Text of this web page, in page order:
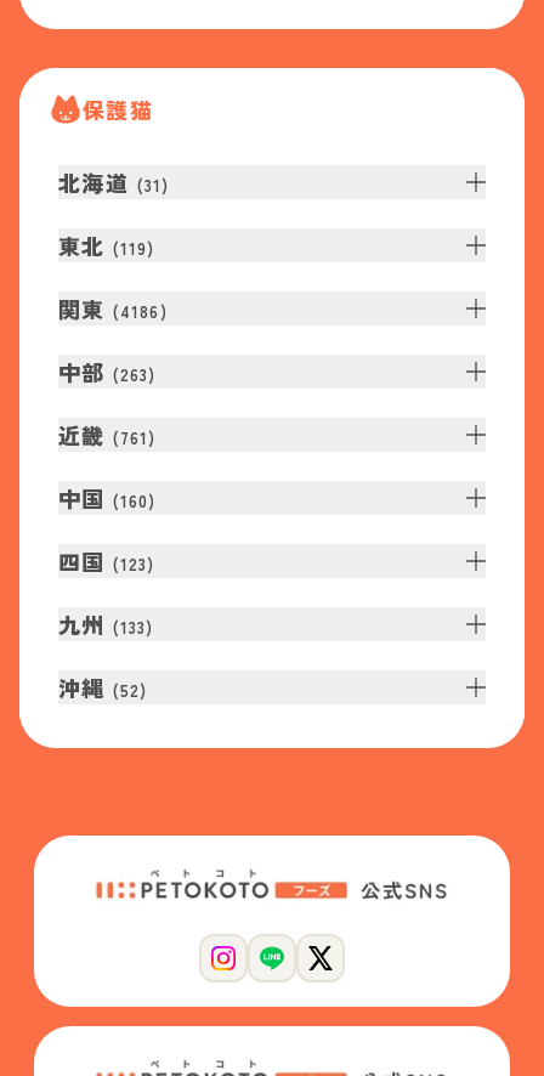
保護猫
北海道 (31 )
東北 (119)
関東 (4186 )
中部 (263)
近畿 (761 )
中国 (160)
四国 (123)
九州 (133)
沖縄 (52)